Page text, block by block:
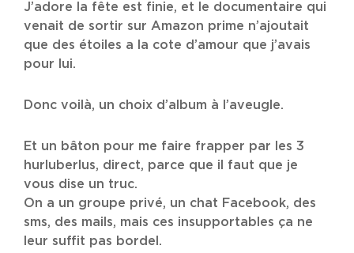
J’adore la fête est finie, et le documentaire qui
venait de sortir sur Amazon prime n’ajoutait
que des étoiles a la cote d’amour que j’avais
pour lui.
Donc voilà, un choix d’album à l’aveugle.
Et un bâton pour me faire frapper par les 3
hurluberlus, direct, parce que il faut que je
vous dise un truc.
On a un groupe privé, un chat Facebook, des
sms, des mails, mais ces insupportables ça ne
leur suffit pas bordel.